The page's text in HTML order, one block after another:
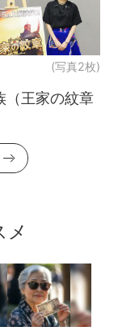
(写真2枚)
（王家の紋章
メ